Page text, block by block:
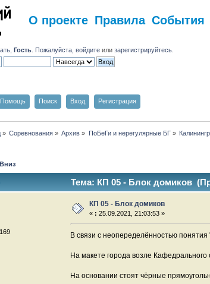
О проекте Правила События
Гость . Пожалуйста,войдите илизарегистрируйтесь
Помощь Поиск Вход Регистрация
» Соревнования» Архив » ПоБеГи и нерегулярные БГ»
Вниз
Тема: КП 05 - Блок домиков
КП 05 - Блок домиков
« : 25.09.2021, 21:03:53 »
В связи с неопеределённостью понятия
На макете города возле
На основании стоят чёрные